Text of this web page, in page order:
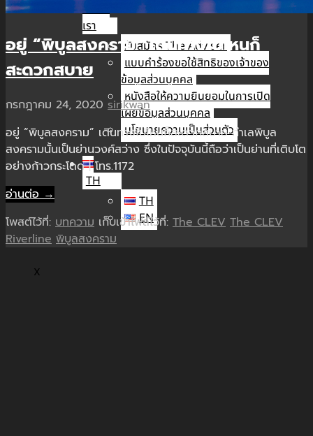
ติดต่อ
เรา
รับสมัคร The Adviser
แบบคำร้องขอใช้สิทธิของเจ้าของ
ข้อมูลส่วนบุคคล
หนังสือให้ความยินยอมในการเปิด
เผยข้อมูลส่วนบุคคล
นโยบายความเป็นส่วนตัว
TH
TH
EN
X
อยู่ “พิบูลสงคราม” เดินทางไปไหนก็
สะดวกสบาย
กรกฎาคม 24, 2020 sirikwan
อยู่ “พิบูลสงคราม” เดินทางไปไหนก็สะดวกสบาย ทำเลพิบูล
สงครามนั้นเป็นย่านวงศ์สว่าง ซึ่งในปัจจุบันนี้ถือว่าเป็นย่านที่เติบโต
อย่างก้าวกระโดด | โทร.1172
อ่านต่อ →
โพสต์ไว้ที่: บทความ เก็บเข้าไฟล์ไว้ที่: The CLEV The CLEV
Riverline พิบูลสงคราม